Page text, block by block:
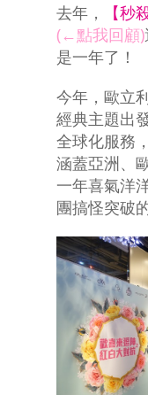
去年，
【秒
(←點我回顧)
是一年了！
今年，歐立
經典主題出
全球化服務
涵蓋亞洲、
一年喜氣洋
團搞怪突破